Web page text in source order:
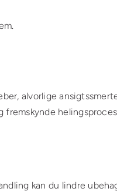
alvorlige
kan du lindre